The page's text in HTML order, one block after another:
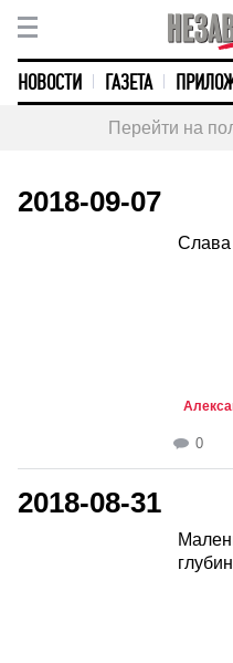
НОВОСТИ ГАЗЕТА
Перейти на
2018-09-07
Слава
0
2018-08-31